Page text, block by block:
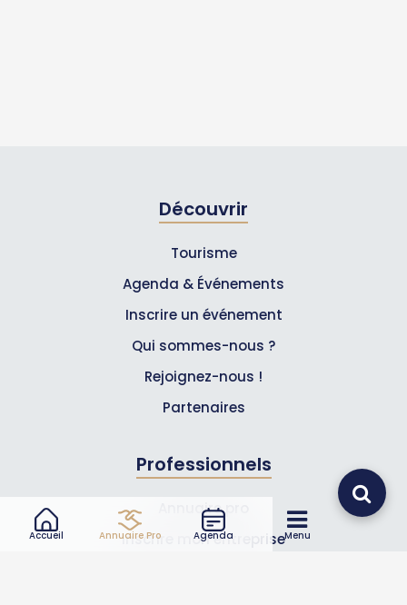
Accueil Annuaire Pro Agenda Menu
Découvrir
Tourisme
Agenda & Événements
Inscrire un événement
Qui sommes-nous ?
Rejoignez-nous !
Partenaires
Professionnels
Annuaire pro
Inscrire mon entreprise